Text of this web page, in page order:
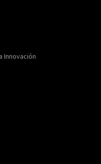
Innovación